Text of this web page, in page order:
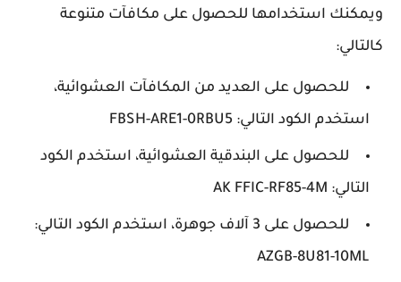
ويمكنك استخدامها للحصول على مكافآت متنوعة
كالتالي:
للحصول على العديد من المكافآت العشوائية،
استخدم الكود التالي: FBSH-ARE1-0RBU5
للحصول على البندقية العشوائية، استخدم الكود
التالي: AK FFIC-RF85-4M
للحصول على 3 آلاف جوهرة، استخدم الكود التالي:
AZGB-8U81-10ML